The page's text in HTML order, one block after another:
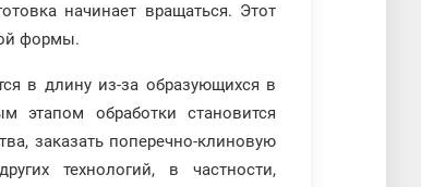
начинает вращаться. Этот
формы.
в длину из-за образующихся в
этапом обработки становится
заказать поперечно-клиновую
технологий, в частности,